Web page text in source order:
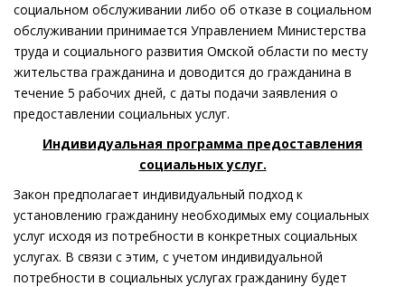
социальном обслуживании либо об отказе в социальном
обслуживании принимается Управлением Министерства
труда и социального развития Омской области по месту
жительства гражданина и доводится до гражданина в
течение 5 рабочих дней, с даты подачи заявления о
предоставлении социальных услуг.
Индивидуальная программа предоставления
социальных услуг.
Закон предполагает индивидуальный подход к
установлению гражданину необходимых ему социальных
услуг исходя из потребности в конкретных социальных
услугах. В связи с этим, с учетом индивидуальной
потребности в социальных услугах гражданину будет